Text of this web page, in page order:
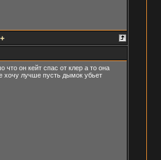
+
он кейт спас от клер а то она
хочу лучше пусть дымок убьет